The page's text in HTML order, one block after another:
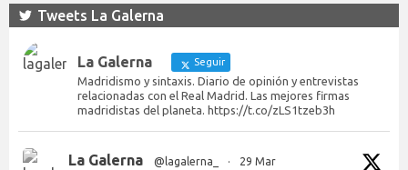
Tweets La Galerna
La Galerna Seguir
Madridismo y sintaxis. Diario de opinión y entrevistas
relacionadas con el Real Madrid. Las mejores firmas
madridistas del planeta. https://t.co/zLS1tzeb3h
La Galerna @lagalerna_ · 29 Mar